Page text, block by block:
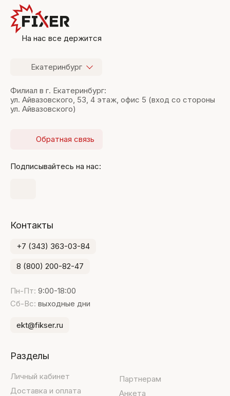
На нас все держится
Екатеринбург
Филиал в г. Екатеринбург:
ул. Айвазовского, 53, 4 этаж, офис 5 (вход со стороны
ул. Айвазовского)
Обратная связь
Подписывайтесь на нас:
Контакты
+7 (343) 363-03-84
8 (800) 200-82-47
Пн-Пт: 9:00-18:00
Сб-Вс: выходные дни
ekt@fikser.ru
Разделы
Личный кабинет
Доставка и оплата
Партнерам
Анкета